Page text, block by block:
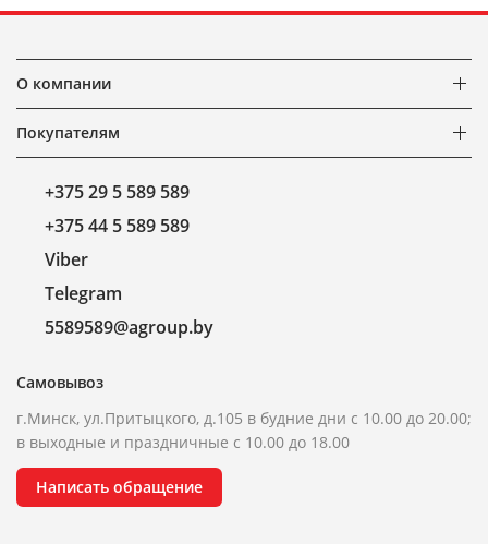
О компании
Покупателям
+375 29 5 589 589
+375 44 5 589 589
Viber
Telegram
5589589@agroup.by
Самовывоз
г.Минск, ул.Притыцкого, д.105 в будние дни с 10.00 до 20.00;
в выходные и праздничные с 10.00 до 18.00
Написать обращение